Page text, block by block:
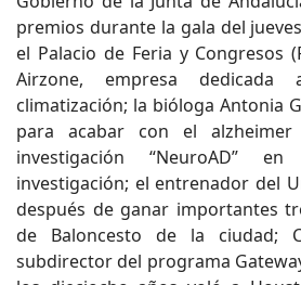
premios durante la gala del
el Palacio de Feria y Congresos
Airzone, empresa
climatización; la bióloga Antonia
para acabar con el
investigación “NeuroAD”
investigación; el entrenador del
después de ganar importantes
de Baloncesto de la ciudad;
subdirector del programa